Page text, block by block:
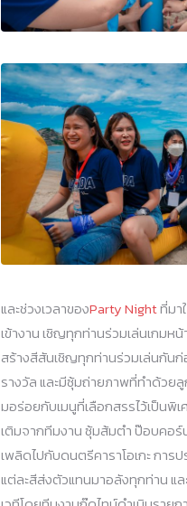
และช่วงเวลาของParty Nightที่มา
เข้างาน เชิญทุกท่านร่วมเล่นเกมห
สร้างสีสันเชิญทุกท่านร่วมเล่นกัน
รางวัล และมีซุ้มถ่ายภาพที่ทำด้วย
มอร่อยกับเมนูที่เลือกสรรไว้เป็นพิเ
เติมจากทีมงาน ซุ้มส้มตำ ป๊อบคอร์
เพลิดไปกับดนตรีคาราโอเกะ การ
แต่ละสีส่งตัวแทนมาอลังทุกท่าน แ